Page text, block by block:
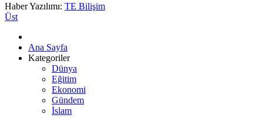
Haber Yazılımı: TE Bilişim
Üst
Ana Sayfa
Kategoriler
Dünya
Eğitim
Ekonomi
Gündem
İslam